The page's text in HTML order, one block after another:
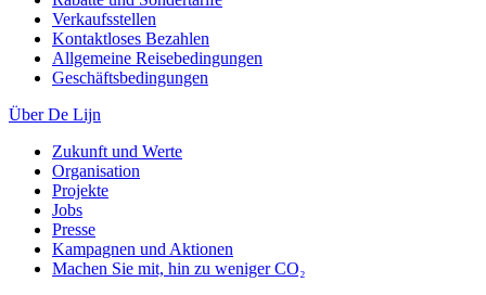
Verkaufsstellen
Kontaktloses Bezahlen
Allgemeine Reisebedingungen
Geschäftsbedingungen
Über De Lijn
Zukunft und Werte
Organisation
Projekte
Jobs
Presse
Kampagnen und Aktionen
Machen Sie mit, hin zu weniger CO₂